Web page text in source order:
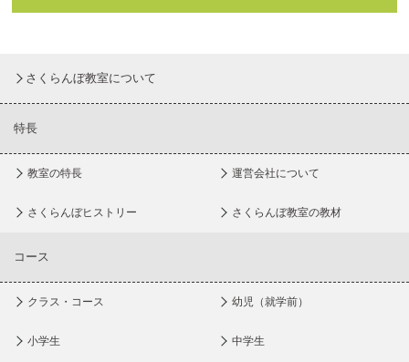
さくらんぼ教室について
特長
教室の特長 運営会社について
さくらんぼヒストリー さくらんぼ教室の教材
コース
クラス・コース 幼児（就学前）
小学生 中学生